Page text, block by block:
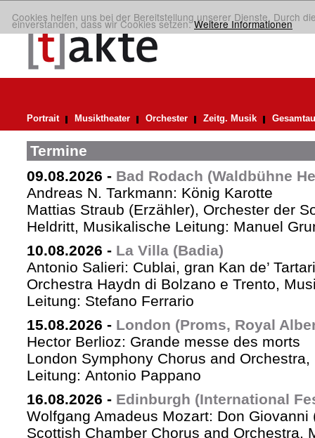
Cookies helfen uns bei der Bereitstellung unserer Dienste. Durch
einverstanden, dass wir Cookies setzen.Weitere Informationen
Portrait Musiktheater Orchester Zeitg. Musik
Termine
09.08.2026 - Bad Rodach (Waldbühne
Andreas N. Tarkmann: König Karotte
Mattias Straub (Erzähler), Orchester der
Heldritt, Musikalische Leitung: Manuel
10.08.2026 - La Villa (Badia)
Antonio Salieri: Cublai, gran Kan de’
Orchestra Haydn di Bolzano e Trento,
Leitung: Stefano Ferrario
15.08.2026 - London (Proms, Royal
Hector Berlioz: Grande messe des morts
London Symphony Chorus and
Leitung: Antonio Pappano
16.08.2026 - Edinburgh (International
Wolfgang Amadeus Mozart: Don Giovanni
Scottish Chamber Chorus and Orchestra,